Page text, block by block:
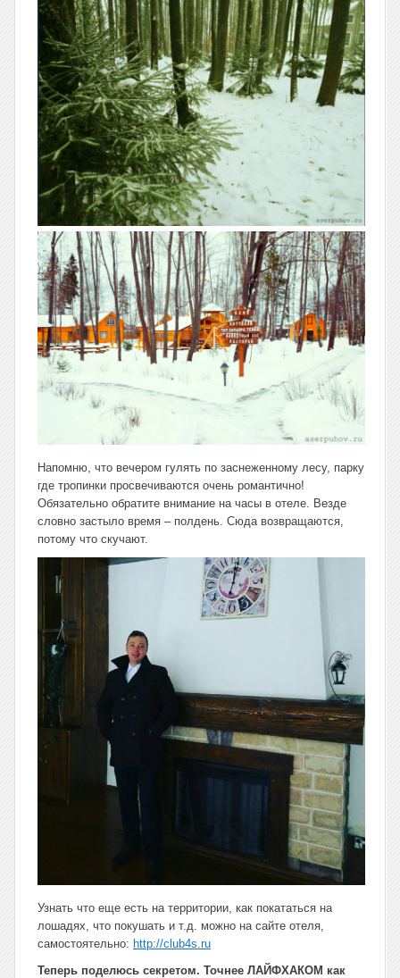
Напомню, что вечером гулять по заснеженному лесу, парку
где тропинки просвечиваются очень романтично!
Обязательно обратите внимание на часы в отеле. Везде
словно застыло время – полдень. Сюда возвращаются,
потому что скучают.
Узнать что еще есть на территории, как покататься на
лошадях, что покушать и т.д. можно на сайте отеля,
самостоятельно: http://club4s.ru
Теперь поделюсь секретом. Точнее ЛАЙФХАКОМ как